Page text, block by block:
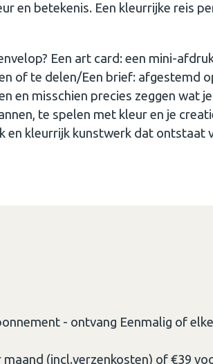
en betekenis. Een kleurrijke reis
Een art card: een mini-
of te delen/Een brief: afgestemd
en misschien precies zeggen wat
te spelen met kleur en je
en kleurrijk kunstwerk dat ontstaat
- ontvang Eenmalig of
maand (incl.verzenkosten) of €39